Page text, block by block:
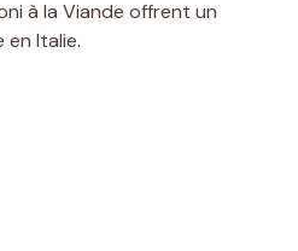
à la Viande offrent un
en Italie.